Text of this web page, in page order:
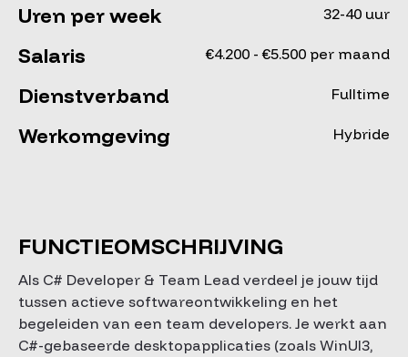
Uren per week 32-40 uur
Salaris €4.200 - €5.500 per maand
Dienstverband Fulltime
Werkomgeving Hybride
FUNCTIEOMSCHRIJVING
Als C# Developer & Team Lead verdeel je jouw tijd
tussen actieve softwareontwikkeling en het
begeleiden van een team developers. Je werkt aan
C#-gebaseerde desktopapplicaties (zoals WinUI3,